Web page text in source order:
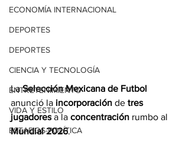
ECONOMÍA INTERNACIONAL
DEPORTES
DEPORTES
CIENCIA Y TECNOLOGÍA
ENTRETENIMIENTO
VIDA Y ESTILO
ESTADOS-POLÍTICA
La Selección Mexicana de Futbol
anunció la incorporación de tres
jugadores a la concentración rumbo al
Mundial 2026.